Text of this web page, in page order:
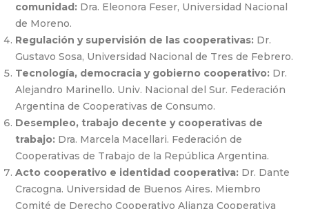
comunidad: Dra. Eleonora Feser, Universidad Nacional
de Moreno.
Regulación y supervisión de las cooperativas: Dr.
Gustavo Sosa, Universidad Nacional de Tres de Febrero.
Tecnología, democracia y gobierno cooperativo: Dr.
Alejandro Marinello. Univ. Nacional del Sur. Federación
Argentina de Cooperativas de Consumo.
Desempleo, trabajo decente y cooperativas de
trabajo: Dra. Marcela Macellari. Federación de
Cooperativas de Trabajo de la República Argentina.
Acto cooperativo e identidad cooperativa: Dr. Dante
Cracogna. Universidad de Buenos Aires. Miembro
Comité de Derecho Cooperativo Alianza Cooperativa